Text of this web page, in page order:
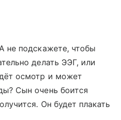
не подскажете, чтобы
делать ЭЭГ, или
осмотр и может
Сын очень боится
Он будет плакать